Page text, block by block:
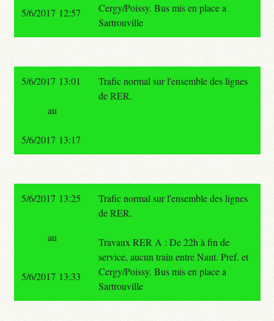
Cergy/Poissy. Bus mis en place a
Sartrouville
5/6/2017 12:57
5/6/2017 13:01
Trafic normal sur l'ensemble des lignes
de RER.
au
5/6/2017 13:17
5/6/2017 13:25
Trafic normal sur l'ensemble des lignes
de RER.
Travaux RER A : De 22h à fin de
service, aucun train entre Nant. Pref. et
Cergy/Poissy. Bus mis en place a
Sartrouville
au
5/6/2017 13:33